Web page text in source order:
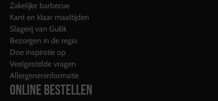
Zakelijke barbecue
Kant en klaar maaltijden
Slagerij van Guilik
Bezorgen in de regio
Doe inspiratie op
Veelgestelde vragen
Allergeneninformatie
ONLINE BESTELLEN